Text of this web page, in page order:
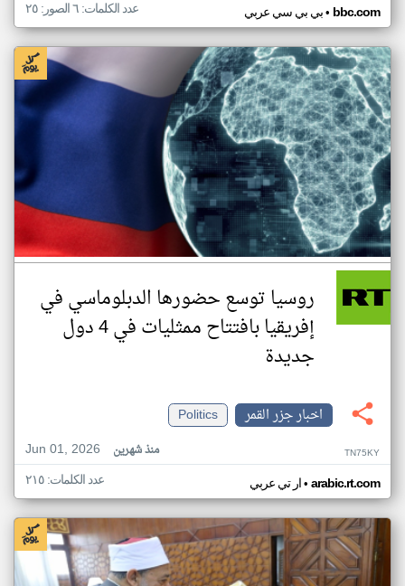
بي بي سي عربي• bbc.com عدد الكلمات: ٦ الصور: ٢٥
روسيا توسع حضورها الدبلوماسي في
إفريقيا بافتتاح ممثليات في 4 دول
جديدة
اخبار جزر القمر
Politics
Jun 01, 2026
منذ شهرين TN75KY
ار تي عربي• arabic.rt.com عدد الكلمات: ٢١٥